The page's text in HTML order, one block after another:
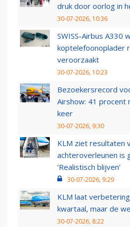
druk door oorlog in
30-07-2026, 10:36
SWISS-Airbus A330
koptelefoonoplader
veroorzaakt
30-07-2026, 10:23
Bezoekersrecord
Airshow: 41 procent
keer
30-07-2026, 9:30
KLM ziet resultaten
achteroverleunen is
‘Realistisch blijven’
30-07-2026, 9:29
KLM laat
kwartaal, maar de
30-07-2026, 8:22